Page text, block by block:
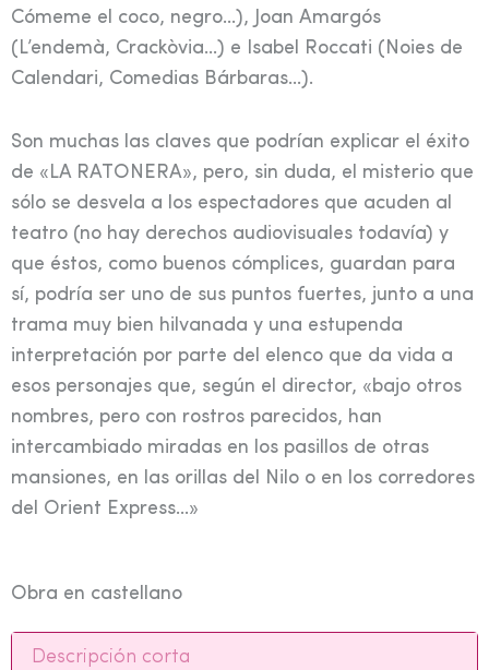
Cómeme el coco, negro…), Joan Amargós
(L’endemà, Crackòvia…) e Isabel Roccati (Noies de
Calendari, Comedias Bárbaras…).
Son muchas las claves que podrían explicar el éxito
de «LA RATONERA», pero, sin duda, el misterio que
sólo se desvela a los espectadores que acuden al
teatro (no hay derechos audiovisuales todavía) y
que éstos, como buenos cómplices, guardan para
sí, podría ser uno de sus puntos fuertes, junto a una
trama muy bien hilvanada y una estupenda
interpretación por parte del elenco que da vida a
esos personajes que, según el director, «bajo otros
nombres, pero con rostros parecidos, han
intercambiado miradas en los pasillos de otras
mansiones, en las orillas del Nilo o en los corredores
del Orient Express…»
Obra en castellano
Descripción corta